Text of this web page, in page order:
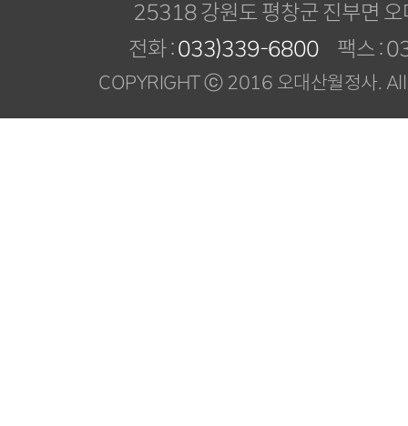
25318 강원도 평창군 진부면
전화 :033)339-6800 팩스 :
COPYRIGHT ⓒ 2016 오대산월정사.